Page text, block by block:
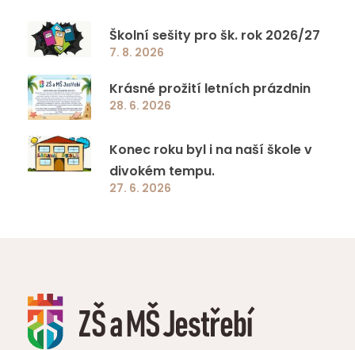
Školní sešity pro šk. rok 2026/27
7. 8. 2026
Krásné prožití letních prázdnin
28. 6. 2026
Konec roku byl i na naší škole v
divokém tempu.
27. 6. 2026